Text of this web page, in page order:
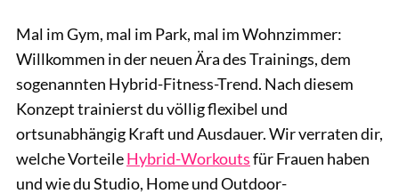
Mal im Gym, mal im Park, mal im Wohnzimmer:
Willkommen in der neuen Ära des Trainings, dem
sogenannten Hybrid-Fitness-Trend. Nach diesem
Konzept trainierst du völlig flexibel und
ortsunabhängig Kraft und Ausdauer. Wir verraten dir,
welche VorteileHybrid-Workoutsfür Frauen haben
und wie du Studio, Home und Outdoor-